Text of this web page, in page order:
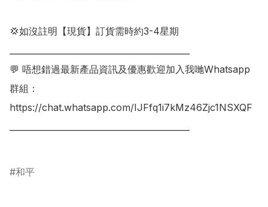
💢如沒註明【現貨】訂貨需時約3-4星期
💬 唔想錯過最新產品資訊及優惠歡迎加入我哋Whatsapp
群組：
https://chat.whatsapp.com/IJFfq1i7kMz46Zjc1NSXQF
和平